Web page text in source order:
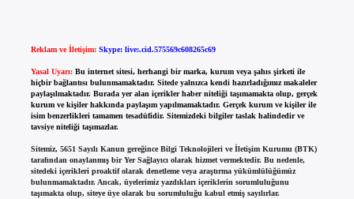
Reklam ve İletişim: Skype: live:.cid.575569c608265c69
Yasal Uyarı: Bu internet sitesi, herhangi bir marka, kurum veya şahıs şirketi ile
hiçbir bağlantısı bulunmamaktadır. Sitede yalnızca kendi hazırladığımız makaleler
paylaşılmaktadır. Burada yer alan içerikler haber niteliği taşımamakta olup, gerçek
kurum ve kişiler hakkında paylaşım yapılmamaktadır. Gerçek kurum ve kişiler ile
isim benzerlikleri tamamen tesadüfidir. Sitemizdeki bilgiler taslak halindedir ve
tavsiye niteliği taşımazlar.
Sitemiz, 5651 Sayılı Kanun gereğince Bilgi Teknolojileri ve İletişim Kurumu (BTK)
tarafından onaylanmış bir Yer Sağlayıcı olarak hizmet vermektedir. Bu nedenle,
sitedeki içerikleri proaktif olarak denetleme veya araştırma yükümlülüğümüz
bulunmamaktadır. Ancak, üyelerimiz yazdıkları içeriklerin sorumluluğunu
taşımakta olup, siteye üye olarak bu sorumluluğu kabul etmiş sayılırlar.